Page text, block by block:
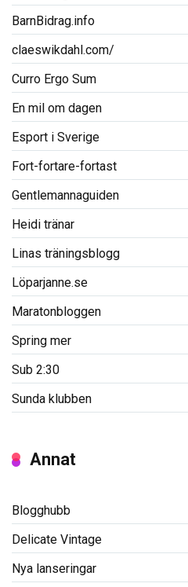
BarnBidrag.info
claeswikdahl.com/
Curro Ergo Sum
En mil om dagen
Esport i Sverige
Fort-fortare-fortast
Gentlemannaguiden
Heidi tränar
Linas träningsblogg
Löparjanne.se
Maratonbloggen
Spring mer
Sub 2:30
Sunda klubben
Annat
Blogghubb
Delicate Vintage
Nya lanseringar